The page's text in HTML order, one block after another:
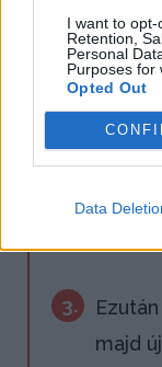
I want to opt-
Retention,
Personal
Purposes for
Opted Out
Data
alatt
3.
majd